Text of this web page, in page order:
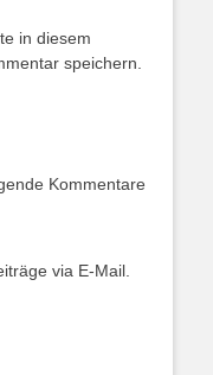
in diesem
speichern.
Kommentare
via E-Mail.